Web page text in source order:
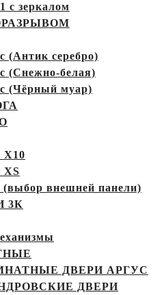
с зеркалом
(Антик серебро)
(Снежно-белая)
(Чёрный муар)
внешней панели)
3К
ДВЕРИ АРГУС
ДВЕРИ